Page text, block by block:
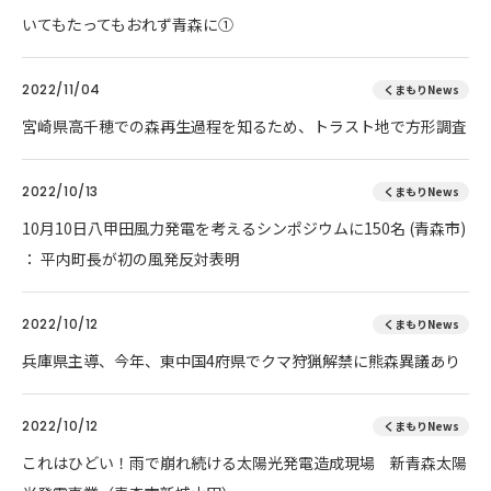
いてもたってもおれず青森に①
2022/11/04 くまもりNews
宮崎県高千穂での森再生過程を知るため、トラスト地で方形調査
2022/10/13 くまもりNews
10月10日八甲田風力発電を考えるシンポジウムに150名 (青森市)
： 平内町長が初の風発反対表明
2022/10/12 くまもりNews
兵庫県主導、今年、東中国4府県でクマ狩猟解禁に熊森異議あり
2022/10/12 くまもりNews
これはひどい！雨で崩れ続ける太陽光発電造成現場 新青森太陽